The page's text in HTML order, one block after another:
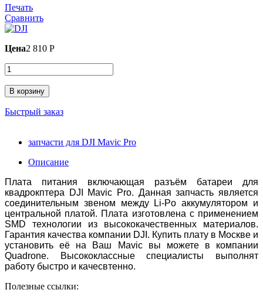
Печать
Сравнить
Цена2 810 P
В корзину
Быстрый заказ
запчасти для DJI Mavic Pro
Описание
Плата питания включающая разъём батареи для
квадрокптера DJI Mavic Pro. Данная запчасть является
соединительным звеном между Li-Po аккумулятором и
центральной платой. Плата изготовлена с применением
SMD технологии из высококачественных материалов.
Гарантия качества компании DJI. Купить плату в Москве и
установить её на Ваш Mavic вы можете в компании
Quadrone. Высококлассные специалисты выполнят
работу быстро и качесвтенно.
Полезные ссылки: